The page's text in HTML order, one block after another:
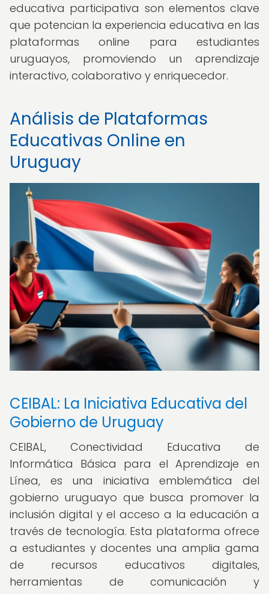
educativa participativa son elementos clave
que potencian la experiencia educativa en las
plataformas online para estudiantes
uruguayos, promoviendo un aprendizaje
interactivo, colaborativo y enriquecedor.
Análisis de Plataformas
Educativas Online en
Uruguay
CEIBAL: La Iniciativa Educativa del
Gobierno de Uruguay
CEIBAL, Conectividad Educativa de
Informática Básica para el Aprendizaje en
Línea, es una iniciativa emblemática del
gobierno uruguayo que busca promover la
inclusión digital y el acceso a la educación a
través de tecnología. Esta plataforma ofrece
a estudiantes y docentes una amplia gama
de recursos educativos digitales,
herramientas de comunicación y